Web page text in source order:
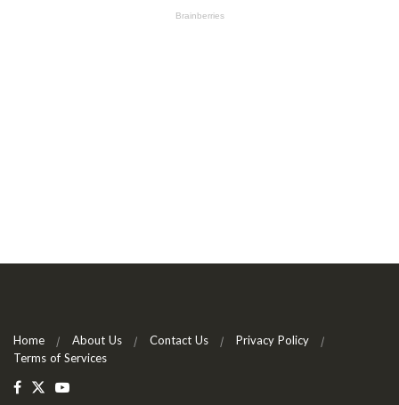
Home About Us Contact Us
Privacy Policy
Terms of Services